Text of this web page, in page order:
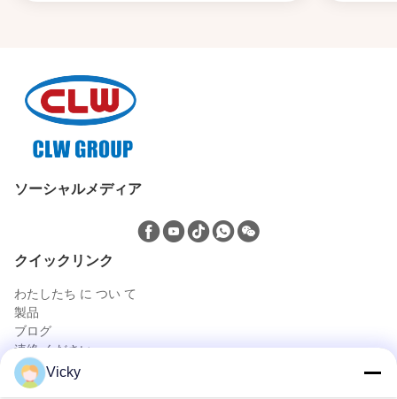
ソーシャルメディア
クイックリンク
わたしたち に つい て
製品
ブログ
連絡 ください
製品 Vicky